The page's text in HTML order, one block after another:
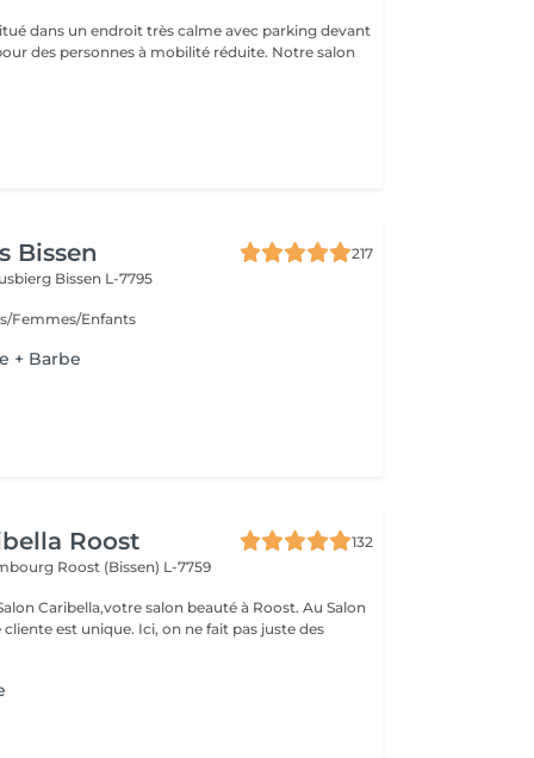
dans un endroit très calme avec parking devant
des personnes à mobilité réduite. Notre salon
Bissen
217
Bissen L-7795
Femmes/Enfants
+ Barbe
Roost
132
Roost (Bissen) L-7759
Caribella,votre salon beauté à Roost. Au Salon
Ici, on ne fait pas juste des